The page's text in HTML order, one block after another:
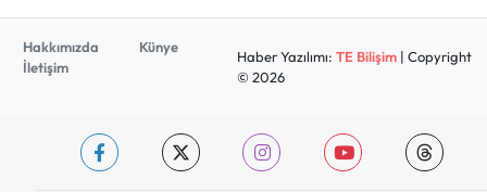
Hakkımızda
Künye
İletişim
Haber Yazılımı: TE Bilişim| Copyright
© 2026